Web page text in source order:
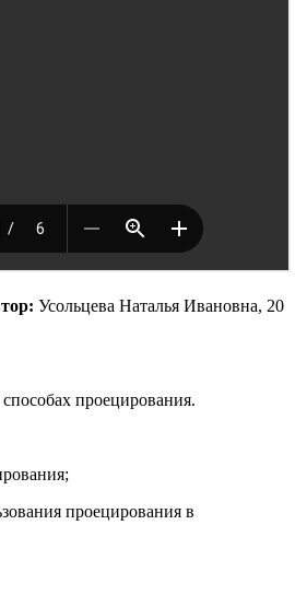
Усольцева Наталья Ивановна, 20
проецирования.
проецирования в